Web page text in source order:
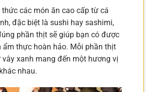
thức các món ăn cao cấp từ cá
đặc biệt là sushi hay sashimi,
phần thịt sẽ giúp bạn có được
ẩm thực hoàn hảo. Mỗi phần thịt
vây xanh mang đến một hương vị
nhau.